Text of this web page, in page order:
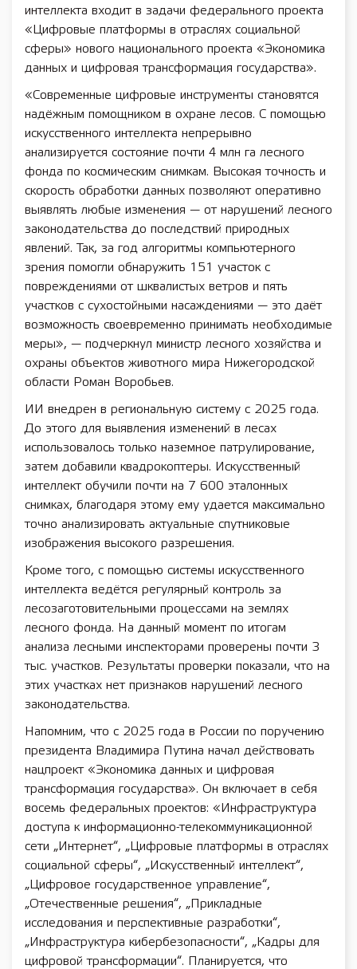
интеллекта входит в задачи федерального проекта
«Цифровые платформы в отраслях социальной
сферы» нового национального проекта «Экономика
данных и цифровая трансформация государства».
«Современные цифровые инструменты становятся
надёжным помощником в охране лесов. С помощью
искусственного интеллекта непрерывно
анализируется состояние почти 4 млн га лесного
фонда по космическим снимкам. Высокая точность и
скорость обработки данных позволяют оперативно
выявлять любые изменения — от нарушений лесного
законодательства до последствий природных
явлений. Так, за год алгоритмы компьютерного
зрения помогли обнаружить 151 участок с
повреждениями от шквалистых ветров и пять
участков с сухостойными насаждениями — это даёт
возможность своевременно принимать необходимые
меры», — подчеркнул министр лесного хозяйства и
охраны объектов животного мира Нижегородской
области Роман Воробьев.
ИИ внедрен в региональную систему с 2025 года.
До этого для выявления изменений в лесах
использовалось только наземное патрулирование,
затем добавили квадрокоптеры. Искусственный
интеллект обучили почти на 7 600 эталонных
снимках, благодаря этому ему удается максимально
точно анализировать актуальные спутниковые
изображения высокого разрешения.
Кроме того, с помощью системы искусственного
интеллекта ведётся регулярный контроль за
лесозаготовительными процессами на землях
лесного фонда. На данный момент по итогам
анализа лесными инспекторами проверены почти 3
тыс. участков. Результаты проверки показали, что на
этих участках нет признаков нарушений лесного
законодательства.
Напомним, что с 2025 года в России по поручению
президента Владимира Путина начал действовать
нацпроект «Экономика данных и цифровая
трансформация государства». Он включает в себя
восемь федеральных проектов: «Инфраструктура
доступа к информационно-телекоммуникационной
сети „Интернет“, „Цифровые платформы в отраслях
социальной сферы“, „Искусственный интеллект“,
„Цифровое государственное управление“,
„Отечественные решения“, „Прикладные
исследования и перспективные разработки“,
„Инфраструктура кибербезопасности“, „Кадры для
цифровой трансформации“. Планируется, что